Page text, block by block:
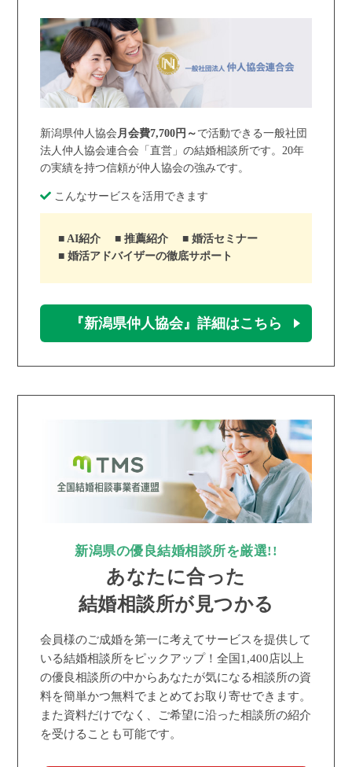
新潟県仲人協会 月会費7,700円～ で活動できる一般社団
法人仲人協会連合会「直営」の結婚相談所です。20年
の実績を持つ信頼が仲人協会の強みです。
こんなサービスを活用できます
AI紹介 推薦紹介
婚活セミナー
婚活アドバイザーの徹底サポート
『新潟県仲人協会』詳細はこちら
新潟県の優良結婚相談所を厳選!!
あなたに合った
結婚相談所が見つかる
会員様のご成婚を第一に考えてサービスを提供して
いる結婚相談所をピックアップ！全国1,400店以上
の優良相談所の中からあなたが気になる相談所の資
料を簡単かつ無料でまとめてお取り寄せできます。
また資料だけでなく、ご希望に沿った相談所の紹介
を受けることも可能です。